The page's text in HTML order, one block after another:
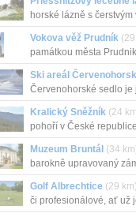
horské lázně s
Vokova věž Prudník
památkou města
Ski areál
Červenohorské sedlo je
Kralický Sněžník (24
pohoří v České
Muzeum Bruntál (34
barokně upravovaný
zámeckou...
Golf Albrechtice (29 km)
či profesionálové, ať už